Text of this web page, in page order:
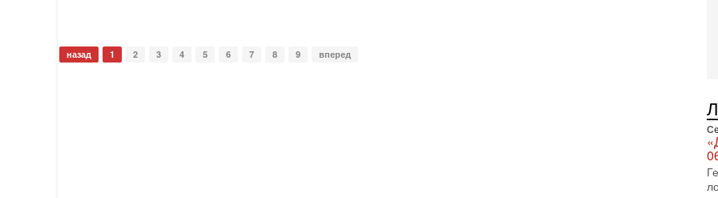
назад 1 2 3 4 5 6 7 8 9 вперед